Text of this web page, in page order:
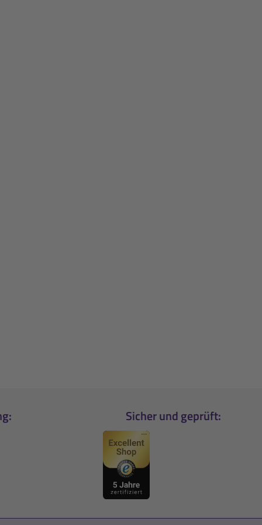
Sicher und geprüft: